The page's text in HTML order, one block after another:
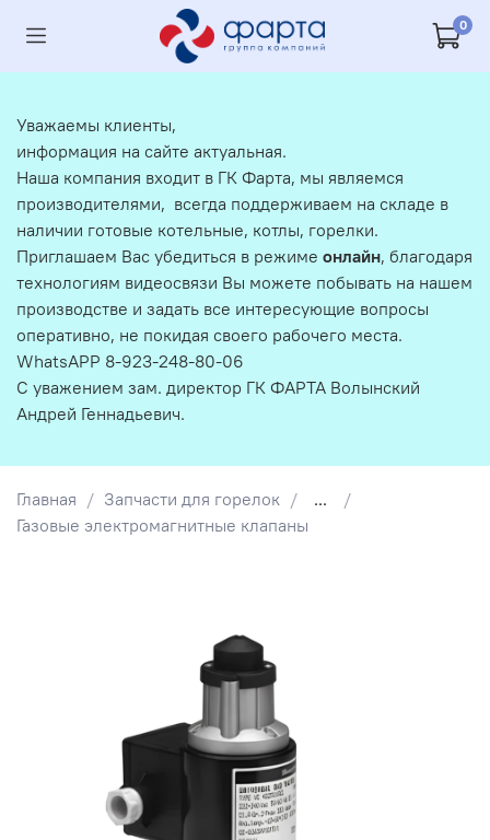
0
Главная Запчасти для горелок
...
Газовые электромагнитные клапаны
Уважаемы клиенты,
информация на сайте актуальная.
Наша компания входит в ГК Фарта, мы являемся
производителями, всегда поддерживаем на складе в
наличии готовые котельные, котлы, горелки.
Приглашаем Вас убедиться в режиме онлайн, благодаря
технологиям видеосвязи Вы можете побывать на нашем
производстве и задать все интересующие вопросы
оперативно, не покидая своего рабочего места.
WhatsAPP 8-923-248-80-06
С уважением зам. директор ГК ФАРТА Волынский
Андрей Геннадьевич.